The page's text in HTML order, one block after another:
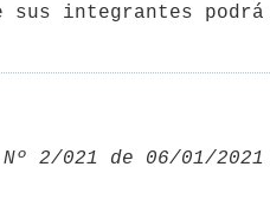
2/021 de 06/01/